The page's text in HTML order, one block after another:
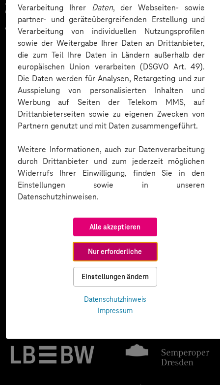
Verarbeitung Ihrer Daten, der Webseiten- sowie
partner- und geräteübergreifenden Erstellung und
Verarbeitung von individuellen Nutzungsprofilen
sowie der Weitergabe Ihrer Daten an Drittanbieter,
die zum Teil Ihre Daten in Ländern außerhalb der
europäischen Union verarbeiten (DSGVO Art. 49).
Die Daten werden für Analysen, Retargeting und zur
Ausspielung von personalisierten Inhalten und
Werbung auf Seiten der Telekom MMS, auf
Drittanbieterseiten sowie zu eigenen Zwecken von
Partnern genutzt und mit Daten zusammengeführt.
Weitere Informationen, auch zur Datenverarbeitung
durch Drittanbieter und zum jederzeit möglichen
Widerrufs Ihrer Einwilligung, finden Sie in den
Einstellungen sowie in unseren
Datenschutzhinweisen.
Alle akzeptieren
Nur erforderliche
Einstellungen ändern
Datenschutzhinweis
Impressum
Zahlreiche Unternehmen
vertrauen auf unsere
Expertise. Hier eine Auswahl: